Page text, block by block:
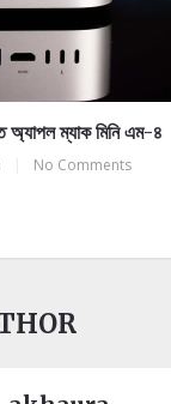
অ্যাপল ম্যাক মিনি এম-৪
No Comments